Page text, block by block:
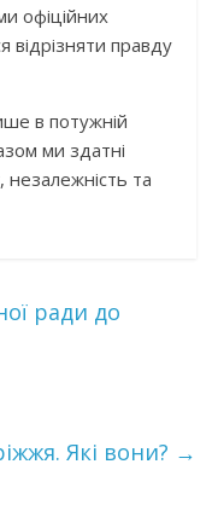
офіційних
відрізняти правду
в потужній
ми здатні
та
ради до
Які вони? →